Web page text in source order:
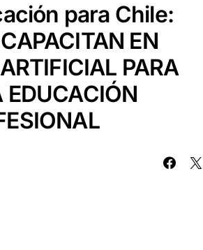
para Chile:
EN
PARA
EDUCACIÓN